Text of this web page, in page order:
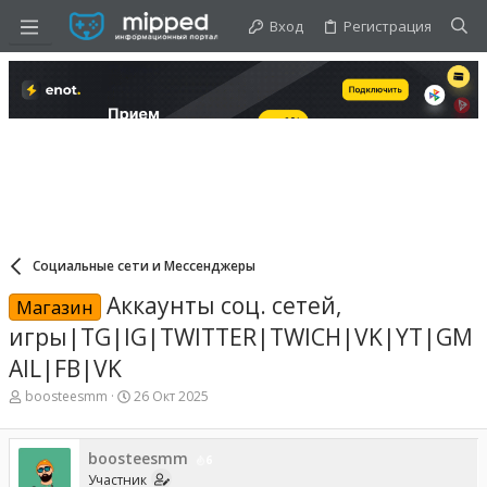
Вход Регистрация
Социальные сети и Мессенджеры
Магазин Аккаунты соц. сетей,
игры|TG|IG|TWITTER|TWICH|VK|YT|GM
AIL|FB|VK
А
т
о
boosteesmm
Д
т
н
а
26 Окт 2025
boosteesmm
Участник